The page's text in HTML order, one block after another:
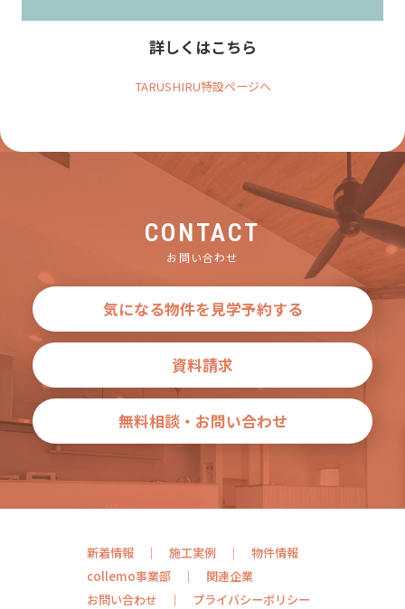
詳しくはこちら
TARUSHIRU特設ページへ
CONTACT
お問い合わせ
気になる物件を見学予約する
資料請求
無料相談・お問い合わせ
新着情報 施工実例
物件情報
collemo事業部
関連企業
お問い合わせ
プライバシーポリシー